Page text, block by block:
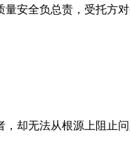
安全负总责，受托方
却无法从根源上阻止